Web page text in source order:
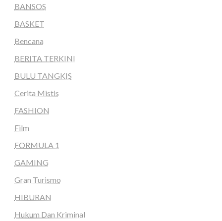
BANSOS
BASKET
Bencana
BERITA TERKINI
BULU TANGKIS
Cerita Mistis
FASHION
Film
FORMULA 1
GAMING
Gran Turismo
HIBURAN
Hukum Dan Kriminal